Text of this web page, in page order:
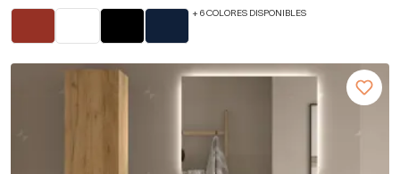
+ 6 COLORES DISPONIBLES